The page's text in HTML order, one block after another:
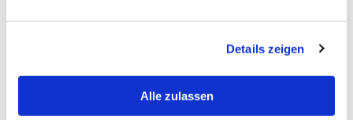
Details zeigen
Alle zulassen